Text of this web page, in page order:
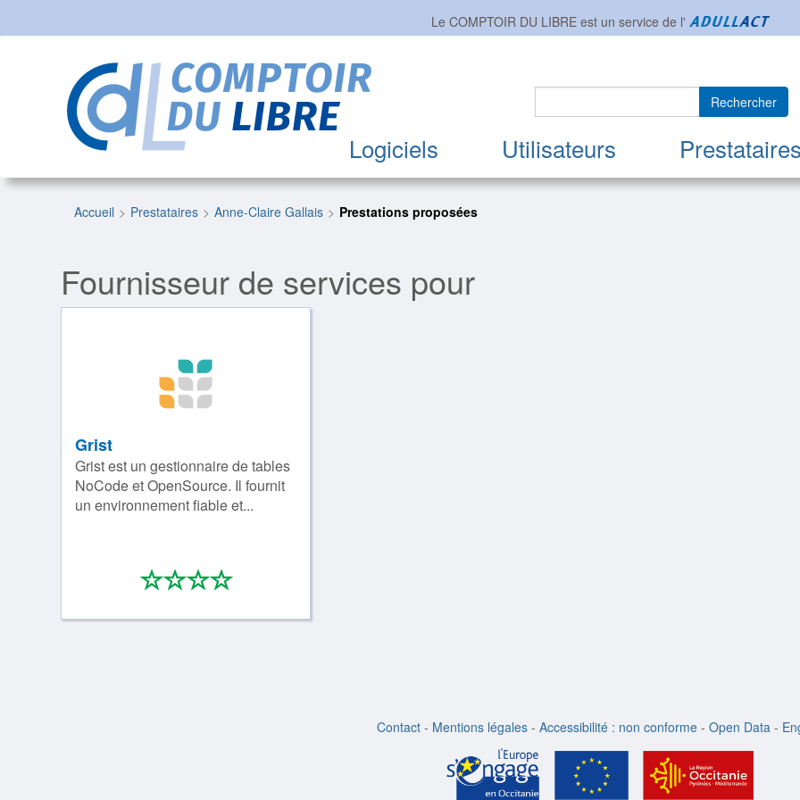
Le COMPTOIR DU LIBRE est un service de l'
Logiciels Utilisateurs
Rechercher
Accueil Prestataires Anne-Claire Gallais Prestations proposées
Fournisseur de services pour
Grist
Grist est un gestionnaire de tables
NoCode et OpenSource. Il fournit
un environnement fiable et...
****
0/4
Contact - Mentions légales - Accessibilité : non conforme - Open Data -